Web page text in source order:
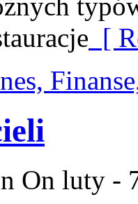
[
On luty -